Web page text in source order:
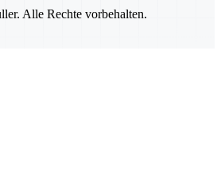
Alle Rechte vorbehalten.